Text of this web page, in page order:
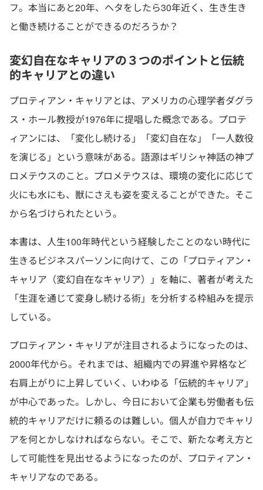
フ。本当にあと20年、ヘタをしたら30年近く、生き生き
と働き続けることができるのだろうか？
変幻自在なキャリアの３つのポイントと伝統
的キャリアとの違い
プロティアン・キャリアとは、アメリカの心理学者ダグラ
ス・ホール教授が1976年に提唱した概念である。プロテ
ィアンには、「変化し続ける」「変幻自在な」「一人数役
を演じる」という意味がある。語源はギリシャ神話の神プ
ロメテウスのこと。プロメテウスは、環境の変化に応じて
火にも水にも、獣にさえも姿を変えることができた。そこ
から名づけられたという。
本書は、人生100年時代という経験したことのない時代に
生きるビジネスパーソンに向けて、この「プロティアン・
キャリア（変幻自在なキャリア）」を軸に、著者が考えた
「生涯を通じて変身し続ける術」を分析する枠組みを提示
している。
プロティアン・キャリアが注目されるようになったのは、
2000年代から。それまでは、組織内での昇進や昇格など
右肩上がりに上昇していく、いわゆる「伝統的キャリア」
が中心であった。しかし、今日において企業も労働者も伝
統的キャリアだけに頼るのは難しい。個人が自力でキャリ
アを何とかしなければならない。そこで、新たな考え方と
して可能性を見出せるようになったのが、プロティアン・
キャリアなのである。